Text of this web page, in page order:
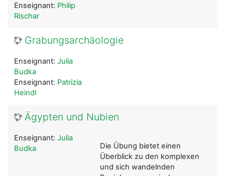
Enseignant: Philip
Rischar
Grabungsarchäologie
Enseignant: Julia
Budka
Enseignant: Patrizia
Heindl
Ägypten und Nubien
Die Übung bietet einen
Überblick zu den komplexen
und sich wandelnden
Enseignant: Julia
Budka